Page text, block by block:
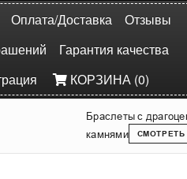
Оплата/Доставка
Отзывы
Гарантия качества
КОРЗИНА (0)
Браслеты с
камнями
СМОТРЕТЬ